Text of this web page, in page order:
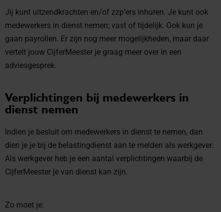
Jij kunt uitzendkrachten en/of zzp’ers inhuren. Je kunt ook
medewerkers in dienst nemen; vast of tijdelijk. Ook kun je
gaan payrollen. Er zijn nog meer mogelijkheden, maar daar
vertelt jouw CijferMeester je graag meer over in een
adviesgesprek.
Verplichtingen bij medewerkers in
dienst nemen
Indien je besluit om medewerkers in dienst te nemen, dan
dien je je bij de belastingdienst aan te melden als werkgever.
Als werkgever heb je een aantal verplichtingen waarbij de
CijferMeester je van dienst kan zijn.
Zo moet je: